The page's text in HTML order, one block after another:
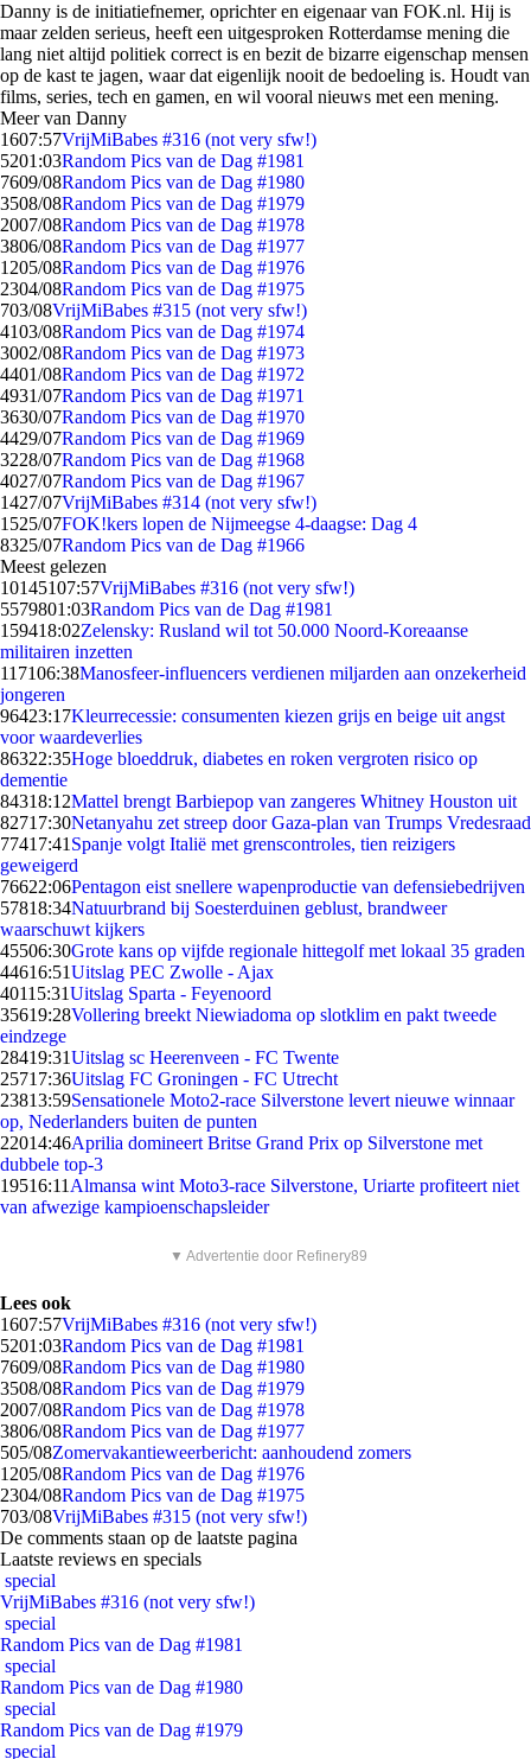
Danny is de initiatiefnemer, oprichter en eigenaar van FOK.nl. Hij is
maar zelden serieus, heeft een uitgesproken Rotterdamse mening die
lang niet altijd politiek correct is en bezit de bizarre eigenschap mensen
op de kast te jagen, waar dat eigenlijk nooit de bedoeling is. Houdt van
films, series, tech en gamen, en wil vooral nieuws met een mening.
Meer van Danny
1607:57VrijMiBabes #316 (not very sfw!)
5201:03Random Pics van de Dag #1981
7609/08Random Pics van de Dag #1980
3508/08Random Pics van de Dag #1979
2007/08Random Pics van de Dag #1978
3806/08Random Pics van de Dag #1977
1205/08Random Pics van de Dag #1976
2304/08Random Pics van de Dag #1975
703/08VrijMiBabes #315 (not very sfw!)
4103/08Random Pics van de Dag #1974
3002/08Random Pics van de Dag #1973
4401/08Random Pics van de Dag #1972
4931/07Random Pics van de Dag #1971
3630/07Random Pics van de Dag #1970
4429/07Random Pics van de Dag #1969
3228/07Random Pics van de Dag #1968
4027/07Random Pics van de Dag #1967
1427/07VrijMiBabes #314 (not very sfw!)
1525/07FOK!kers lopen de Nijmeegse 4-daagse: Dag 4
8325/07Random Pics van de Dag #1966
Meest gelezen
10145107:57VrijMiBabes #316 (not very sfw!)
5579801:03Random Pics van de Dag #1981
159418:02Zelensky: Rusland wil tot 50.000 Noord-Koreaanse
militairen inzetten
117106:38Manosfeer-influencers verdienen miljarden aan onzekerheid
jongeren
96423:17Kleurrecessie: consumenten kiezen grijs en beige uit angst
voor waardeverlies
86322:35Hoge bloeddruk, diabetes en roken vergroten risico op
dementie
84318:12Mattel brengt Barbiepop van zangeres Whitney Houston uit
82717:30Netanyahu zet streep door Gaza-plan van Trumps Vredesraad
77417:41 Spanje volgt Italië met grenscontroles, tien reizigers
geweigerd
76622:06Pentagon eist snellere wapenproductie van defensiebedrijven
57818:34Natuurbrand bij Soesterduinen geblust, brandweer
waarschuwt kijkers
45506:30Grote kans op vijfde regionale hittegolf met lokaal 35 graden
44616:51Uitslag PEC Zwolle - Ajax
40115:31Uitslag Sparta - Feyenoord
35619:28Vollering breekt Niewiadoma op slotklim en pakt tweede
eindzege
28419:31Uitslag sc Heerenveen - FC Twente
25717:36Uitslag FC Groningen - FC Utrecht
23813:59Sensationele Moto2-race Silverstone levert nieuwe winnaar
op, Nederlanders buiten de punten
22014:46Aprilia domineert Britse Grand Prix op Silverstone met
dubbele top-3
19516:11 Almansa wint Moto3-race Silverstone, Uriarte profiteert niet
van afwezige kampioenschapsleider
▼ Advertentie door Refinery89
Lees ook
1607:57VrijMiBabes #316 (not very sfw!)
5201:03Random Pics van de Dag #1981
7609/08Random Pics van de Dag #1980
3508/08Random Pics van de Dag #1979
2007/08Random Pics van de Dag #1978
3806/08Random Pics van de Dag #1977
505/08Zomervakantieweerbericht: aanhoudend zomers
1205/08Random Pics van de Dag #1976
2304/08Random Pics van de Dag #1975
703/08VrijMiBabes #315 (not very sfw!)
De comments staan op de laatste pagina
Laatste reviews en specials
special
VrijMiBabes #316 (not very sfw!)
special
Random Pics van de Dag #1981
special
Random Pics van de Dag #1980
special
Random Pics van de Dag #1979
special